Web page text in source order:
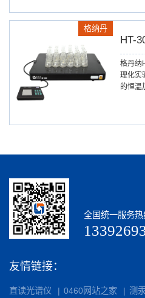
格纳丹
HT-
格丹纳
理化实
的恒温
全国统一服务热
友情链接：
直读光谱仪 0460网站之家 测